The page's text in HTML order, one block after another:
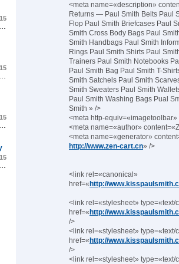
<meta name=«description»
Returns — Paul Smith Belts Paul
Flop Paul Smith Briefcases Paul
Smith Cross Body Bags Paul
Smith Handbags Paul Smith
Rings Paul Smith Shirts Paul
Trainers Paul Smith Notebooks
Paul Smith Bag Paul Smith T-
Smith Satchels Paul Smith
Smith Sweaters Paul Smith
Paul Smith Washing Bags Pual
Smith » />
<meta http-
<meta name=«author»
<meta name=«generator»
http://www.zen-cart.cn» />
<link rel=«canonical»
href=« http://
<link rel=«stylesheet» type=«text/
href=« http://
/>
<link rel=«stylesheet» type=«text/
href=« http://
/>
<link rel=«stylesheet» type=«text/